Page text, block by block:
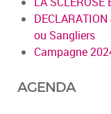
ou Sangliers
Campagne
AGENDA